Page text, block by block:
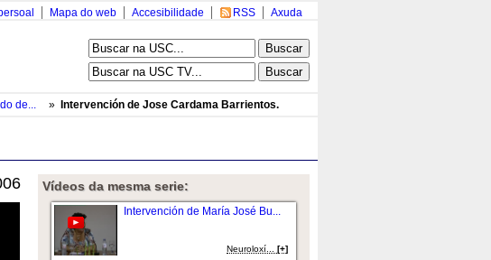
Axuda
RSS
Accesibilidade
Mapa do web
de... » Intervención de Jose Cardama Barrientos.
Vídeos da mesma serie:
Intervención de María José Bu...
Neuroloxí...[+]